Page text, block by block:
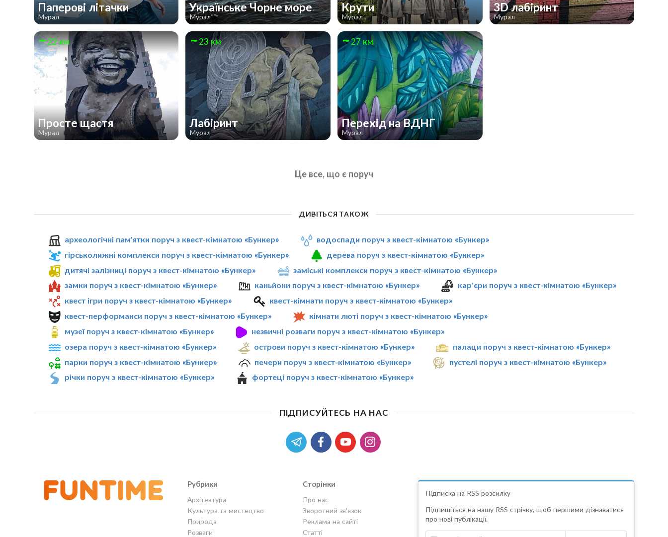
Паперові літачки
Мурал
Українське Чорне море
Мурал
Крути
Мурал
3D лабіринт
Мурал
22 км
Просте щастя
Мурал
23 км
Лабіринт
Мурал
27 км
Перехід на ВДНГ
Мурал
Це все, що є поруч
ДИВІТЬСЯ ТАКОЖ
археологічні пам'ятки поруч з квест-кімнатою «Бункер»
водоспади поруч з квест-кімнатою «Бункер»
гірськолижні комплекси поруч з квест-кімнатою «Бункер»
дерева поруч з квест-кімнатою «Бункер»
дитячі залізниці поруч з квест-кімнатою «Бункер»
заміські комплекси поруч з квест-кімнатою «Бункер»
замки поруч з квест-кімнатою «Бункер»
каньйони поруч з квест-кімнатою «Бункер»
кар'єри поруч з квест-кімнатою «Бункер»
квест ігри поруч з квест-кімнатою «Бункер»
квест-кімнати поруч з квест-кімнатою «Бункер»
квест-перформанси поруч з квест-кімнатою «Бункер»
кімнати люті поруч з квест-кімнатою «Бункер»
музеї поруч з квест-кімнатою «Бункер»
незвичні розваги поруч з квест-кімнатою «Бункер»
озера поруч з квест-кімнатою «Бункер»
острови поруч з квест-кімнатою «Бункер»
палаци поруч з квест-кімнатою «Бункер»
парки поруч з квест-кімнатою «Бункер»
печери поруч з квест-кімнатою «Бункер»
пустелі поруч з квест-кімнатою «Бункер»
річки поруч з квест-кімнатою «Бункер»
фортеці поруч з квест-кімнатою «Бункер»
ПІДПИСУЙТЕСЬ НА НАС
Рубрики
Архітектура
Культура та мистецтво
Природа
Розваги
Сторінки
Про нас
Зворотний зв'язок
Реклама на сайті
Статті
Підписка на RSS розсилку
Підпишіться на нашу RSS стрічку, щоб першими дізнаватися
про нові публікації.